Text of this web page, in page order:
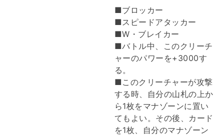
■ブロッカー
■スピードアタッカー
■W・ブレイカー
■バトル中、このクリーチ
ャーのパワーを+3000す
る。
■このクリーチャーが攻撃
する時、自分の山札の上か
ら1枚をマナゾーンに置い
てもよい。その後、カード
を1枚、自分のマナゾーン